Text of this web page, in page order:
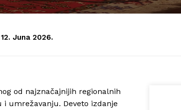
12. Juna 2026.
od najznačajnijih regionalnih
umrežavanju. Deveto izdanje